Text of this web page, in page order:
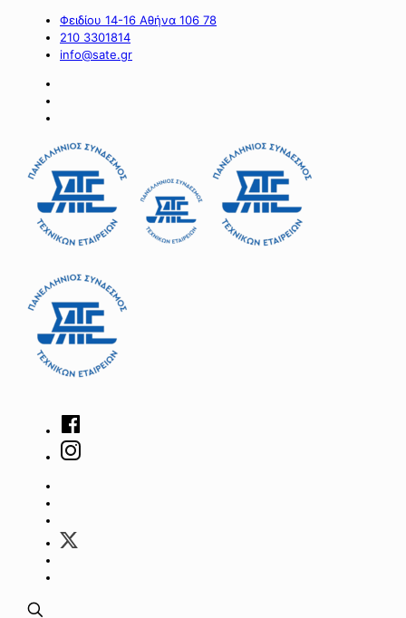
Φειδίου 14-16 Αθήνα 106 78
210 3301814
info@sate.gr